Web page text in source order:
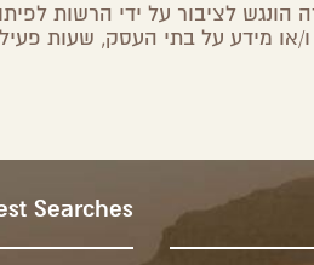
הונגש לציבור על ידי הרשות
או מידע על בתי העסק, שעות
Searches